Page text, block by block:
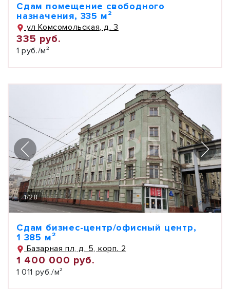
Сдам помещение свободного
назначения, 335 м²
ул Комсомольская, д. 3
335 руб.
1 руб./м²
1/28
Сдам бизнес-центр/офисный центр,
1 385 м²
Базарная пл, д. 5, корп. 2
1 400 000 руб.
1 011 руб./м²